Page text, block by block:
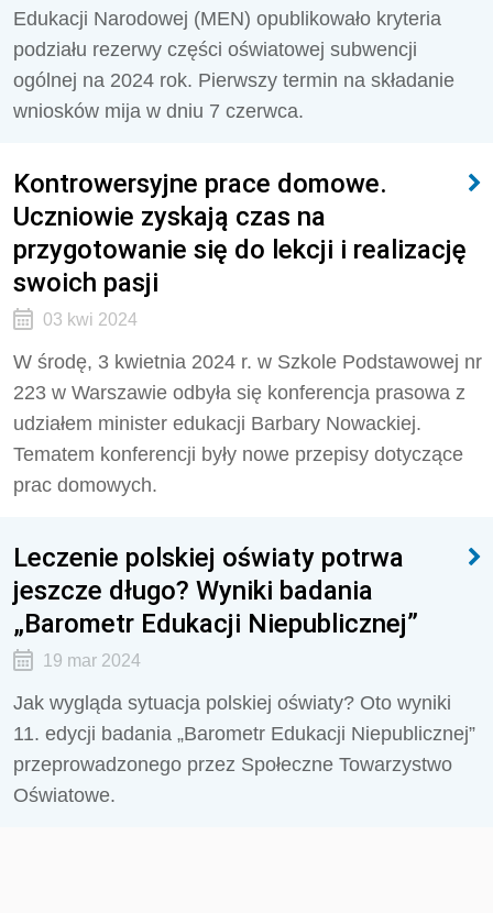
Edukacji Narodowej (MEN) opublikowało kryteria
podziału rezerwy części oświatowej subwencji
ogólnej na 2024 rok. Pierwszy termin na składanie
wniosków mija w dniu 7 czerwca.
Kontrowersyjne prace domowe.
Uczniowie zyskają czas na
przygotowanie się do lekcji i realizację
swoich pasji
03 kwi 2024
W środę, 3 kwietnia 2024 r. w Szkole Podstawowej nr
223 w Warszawie odbyła się konferencja prasowa z
udziałem minister edukacji Barbary Nowackiej.
Tematem konferencji były nowe przepisy dotyczące
prac domowych.
Leczenie polskiej oświaty potrwa
jeszcze długo? Wyniki badania
„Barometr Edukacji Niepublicznej”
19 mar 2024
Jak wygląda sytuacja polskiej oświaty? Oto wyniki
11. edycji badania „Barometr Edukacji Niepublicznej”
przeprowadzonego przez Społeczne Towarzystwo
Oświatowe.